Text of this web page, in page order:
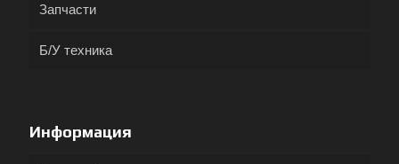
Запчасти
Б/У техника
Информация